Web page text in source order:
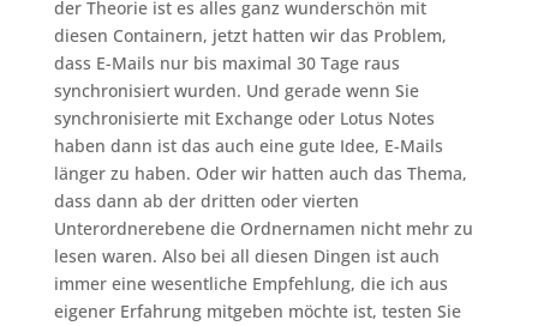
der Theorie ist es alles ganz wunderschön mit
diesen Containern, jetzt hatten wir das Problem,
dass E-Mails nur bis maximal 30 Tage raus
synchronisiert wurden. Und gerade wenn Sie
synchronisierte mit Exchange oder Lotus Notes
haben dann ist das auch eine gute Idee, E-Mails
länger zu haben. Oder wir hatten auch das Thema,
dass dann ab der dritten oder vierten
Unterordnerebene die Ordnernamen nicht mehr zu
lesen waren. Also bei all diesen Dingen ist auch
immer eine wesentliche Empfehlung, die ich aus
eigener Erfahrung mitgeben möchte ist, testen Sie